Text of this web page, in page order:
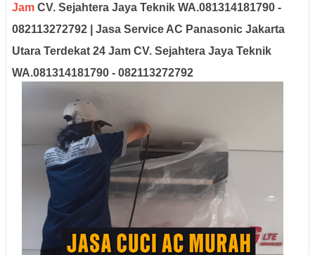
Jam CV. Sejahtera Jaya Teknik WA.081314181790 -
082113272792 | Jasa Service AC Panasonic Jakarta
Utara Terdekat 24 Jam CV. Sejahtera Jaya Teknik
WA.081314181790 - 082113272792